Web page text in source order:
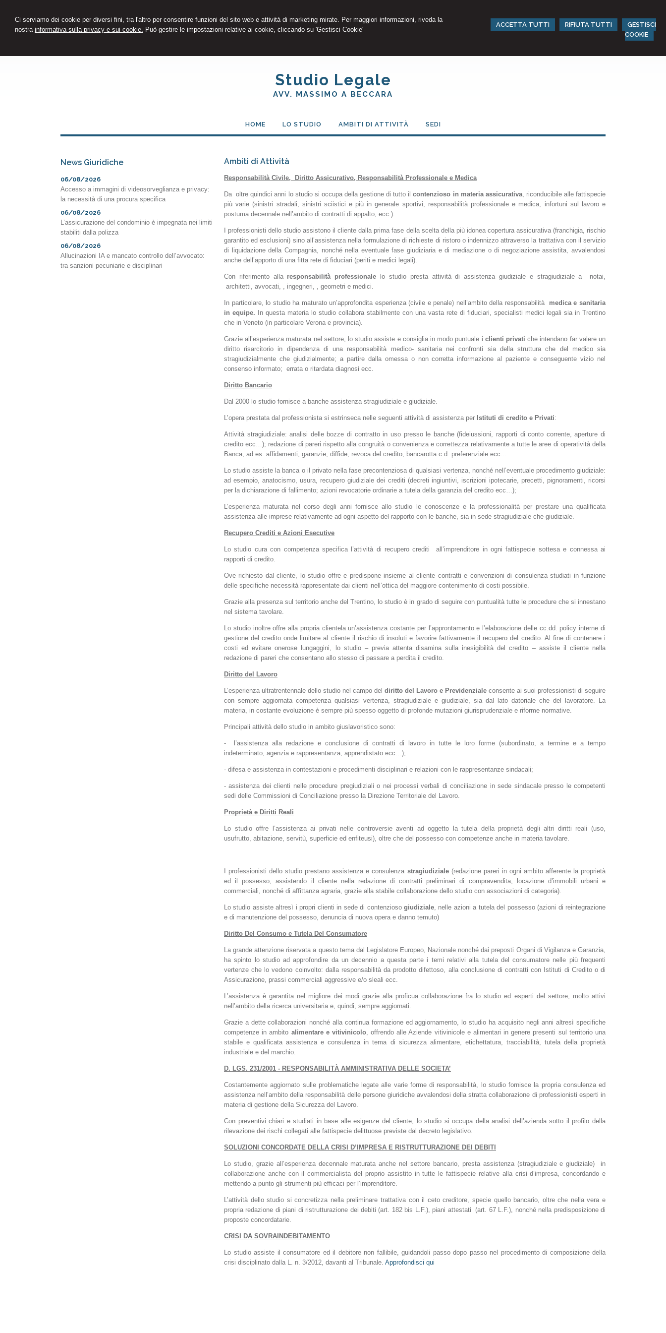
Ci serviamo dei cookie per diversi fini, tra l'altro per consentire funzioni del sito web e attività di marketing mirate. Per maggiori informazioni, riveda la
nostra informativa sulla privacy e sui cookie. Può gestire le impostazioni relative ai cookie, cliccando su 'Gestisci Cookie'
ACCETTA TUTTI RIFIUTA TUTTI
GESTISCI
COOKIE
Studio Legale
AVV. MASSIMO A BECCARA
HOME LO STUDIO AMBITI DI ATTIVITÀ SEDI
Ambiti di Attività
Responsabilità Civile, Diritto Assicurativo, Responsabilità Professionale e Medica
Da oltre quindici anni lo studio si occupa della gestione di tutto ilcontenzioso in materia assicurativa, riconducibile alle fattispecie
più varie (sinistri stradali, sinistri sciistici e più in generale sportivi, responsabilità professionale e medica, infortuni sul lavoro e
postuma decennale nell’ambito di contratti di appalto, ecc.).
I professionisti dello studio assistono il cliente dalla prima fase della scelta della più idonea copertura assicurativa (franchigia, rischio
garantito ed esclusioni) sino all’assistenza nella formulazione di richieste di ristoro o indennizzo attraverso la trattativa con il servizio
di liquidazione della Compagnia, nonché nella eventuale fase giudiziaria e di mediazione o di negoziazione assistita, avvalendosi
anche dell’apporto di una fitta rete di fiduciari (periti e medici legali).
Con riferimento alla responsabilità professionale lo studio presta attività di assistenza giudiziale e stragiudiziale a notai,
architetti, avvocati, , ingegneri, , geometri e medici.
In particolare, lo studio ha maturato un’approfondita esperienza (civile e penale) nell’ambito della responsabilità medica e sanitaria
in equipe. In questa materia lo studio collabora stabilmente con una vasta rete di fiduciari, specialisti medici legali sia in Trentino
che in Veneto (in particolare Verona e provincia).
Grazie all’esperienza maturata nel settore, lo studio assiste e consiglia in modo puntuale i clienti privati che intendano far valere un
diritto risarcitorio in dipendenza di una responsabilità medico- sanitaria nei confronti sia della struttura che del medico sia
stragiudizialmente che giudizialmente; a partire dalla omessa o non corretta informazione al paziente e conseguente vizio nel
consenso informato; errata o ritardata diagnosi ecc.
Diritto Bancario
Dal 2000 lo studio fornisce a banche assistenza stragiudiziale e giudiziale.
L’opera prestata dal professionista si estrinseca nelle seguenti attività di assistenza per Istituti di credito e Privati:
Attività stragiudiziale: analisi delle bozze di contratto in uso presso le banche (fideiussioni, rapporti di conto corrente, aperture di
credito ecc…); redazione di pareri rispetto alla congruità o convenienza e correttezza relativamente a tutte le aree di operatività della
Banca, ad es. affidamenti, garanzie, diffide, revoca del credito, bancarotta c.d. preferenziale ecc…
Lo studio assiste la banca o il privato nella fase precontenziosa di qualsiasi vertenza, nonché nell’eventuale procedimento giudiziale:
ad esempio, anatocismo, usura, recupero giudiziale dei crediti (decreti ingiuntivi, iscrizioni ipotecarie, precetti, pignoramenti, ricorsi
per la dichiarazione di fallimento; azioni revocatorie ordinarie a tutela della garanzia del credito ecc…);
L’esperienza maturata nel corso degli anni fornisce allo studio le conoscenze e la professionalità per prestare una qualificata
assistenza alle imprese relativamente ad ogni aspetto del rapporto con le banche, sia in sede stragiudiziale che giudiziale.
Recupero Crediti e Azioni Esecutive
Lo studio cura con competenza specifica l’attività di recupero crediti all’imprenditore in ogni fattispecie sottesa e connessa ai
rapporti di credito.
Ove richiesto dal cliente, lo studio offre e predispone insieme al cliente contratti e convenzioni di consulenza studiati in funzione
delle specifiche necessità rappresentate dai clienti nell’ottica del maggiore contenimento di costi possibile.
Grazie alla presenza sul territorio anche del Trentino, lo studio è in grado di seguire con puntualità tutte le procedure che si innestano
nel sistema tavolare.
Lo studio inoltre offre alla propria clientela un’assistenza costante per l’approntamento e l’elaborazione delle cc.dd. policy interne di
gestione del credito onde limitare al cliente il rischio di insoluti e favorire fattivamente il recupero del credito. Al fine di contenere i
costi ed evitare onerose lungaggini, lo studio – previa attenta disamina sulla inesigibilità del credito – assiste il cliente nella
redazione di pareri che consentano allo stesso di passare a perdita il credito.
Diritto del Lavoro
L’esperienza ultratrentennale dello studio nel campo del diritto del Lavoro e Previdenziale consente ai suoi professionisti di seguire
con sempre aggiornata competenza qualsiasi vertenza, stragiudiziale e giudiziale, sia dal lato datoriale che del lavoratore. La
materia, in costante evoluzione è sempre più spesso oggetto di profonde mutazioni giurisprudenziale e riforme normative.
Principali attività dello studio in ambito giuslavoristico sono:
- l’assistenza alla redazione e conclusione di contratti di lavoro in tutte le loro forme (subordinato, a termine e a tempo
indeterminato, agenzia e rappresentanza, apprendistato ecc…);
- difesa e assistenza in contestazioni e procedimenti disciplinari e relazioni con le rappresentanze sindacali;
- assistenza dei clienti nelle procedure pregiudiziali o nei processi verbali di conciliazione in sede sindacale presso le competenti
sedi delle Commissioni di Conciliazione presso la Direzione Territoriale del Lavoro.
Proprietà e Diritti Reali
Lo studio offre l’assistenza ai privati nelle controversie aventi ad oggetto la tutela della proprietà degli altri diritti reali (uso,
usufrutto, abitazione, servitù, superficie ed enfiteusi), oltre che del possesso con competenze anche in materia tavolare.
I professionisti dello studio prestano assistenza e consulenza stragiudiziale(redazione pareri in ogni ambito afferente la proprietà
ed il possesso, assistendo il cliente nella redazione di contratti preliminari di compravendita, locazione d’immobili urbani e
commerciali, nonché di affittanza agraria, grazie alla stabile collaborazione dello studio con associazioni di categoria).
Lo studio assiste altresì i propri clienti in sede di contenziosogiudiziale, nelle azioni a tutela del possesso (azioni di reintegrazione
e di manutenzione del possesso, denuncia di nuova opera e danno temuto)
Diritto Del Consumo e Tutela Del Consumatore
La grande attenzione riservata a questo tema dal Legislatore Europeo, Nazionale nonché dai preposti Organi di Vigilanza e Garanzia,
ha spinto lo studio ad approfondire da un decennio a questa parte i temi relativi alla tutela del consumatore nelle più frequenti
vertenze che lo vedono coinvolto: dalla responsabilità da prodotto difettoso, alla conclusione di contratti con Istituti di Credito o di
Assicurazione, prassi commerciali aggressive e/o sleali ecc.
L’assistenza è garantita nel migliore dei modi grazie alla proficua collaborazione fra lo studio ed esperti del settore, molto attivi
nell’ambito della ricerca universitaria e, quindi, sempre aggiornati.
Grazie a dette collaborazioni nonché alla continua formazione ed aggiornamento, lo studio ha acquisito negli anni altresì specifiche
competenze in ambito alimentare e vitivinicolo, offrendo alle Aziende vitivinicole e alimentari in genere presenti sul territorio una
stabile e qualificata assistenza e consulenza in tema di sicurezza alimentare, etichettatura, tracciabilità, tutela della proprietà
industriale e del marchio.
D. LGS. 231/2001 - RESPONSABILITÀ AMMINISTRATIVA DELLE SOCIETA’
Costantemente aggiornato sulle problematiche legate alle varie forme di responsabilità, lo studio fornisce la propria consulenza ed
assistenza nell’ambito della responsabilità delle persone giuridiche avvalendosi della stratta collaborazione di professionisti esperti in
materia di gestione della Sicurezza del Lavoro.
Con preventivi chiari e studiati in base alle esigenze del cliente, lo studio si occupa della analisi dell’azienda sotto il profilo della
rilevazione dei rischi collegati alle fattispecie delittuose previste dal decreto legislativo.
SOLUZIONI CONCORDATE DELLA CRISI D’IMPRESA E RISTRUTTURAZIONE DEI DEBITI
Lo studio, grazie all’esperienza decennale maturata anche nel settore bancario, presta assistenza (stragiudiziale e giudiziale) in
collaborazione anche con il commercialista del proprio assistito in tutte le fattispecie relative alla crisi d’impresa, concordando e
mettendo a punto gli strumenti più efficaci per l’imprenditore.
L’attività dello studio si concretizza nella preliminare trattativa con il ceto creditore, specie quello bancario, oltre che nella vera e
propria redazione di piani di ristrutturazione dei debiti (art. 182 bis L.F.), piani attestati (art. 67 L.F.), nonché nella predisposizione di
proposte concordatarie.
CRISI DA SOVRAINDEBITAMENTO
Lo studio assiste il consumatore ed il debitore non fallibile, guidandoli passo dopo passo nel procedimento di composizione della
crisi disciplinato dalla L. n. 3/2012, davanti al Tribunale. Approfondisci qui
News Giuridiche
06/08/2026
Accesso a immagini di videosorveglianza e privacy:
la necessità di una procura specifica
06/08/2026
L’assicurazione del condominio è impegnata nei limiti
stabiliti dalla polizza
06/08/2026
Allucinazioni IA e mancato controllo dell’avvocato:
tra sanzioni pecuniarie e disciplinari